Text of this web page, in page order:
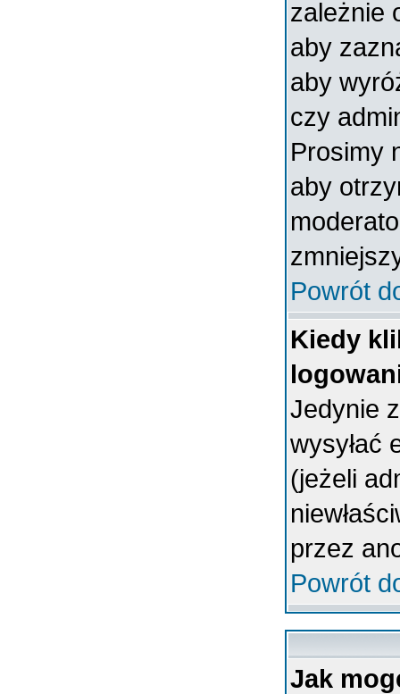
zależnie
aby
aby
czy
Prosimy
aby
Powrót
Kiedy
Jedynie
wysyłać
(jeżeli
przez
Powrót
Jak